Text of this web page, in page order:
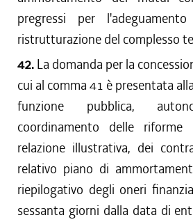
pregressi per
ristrutturazione del complesso
42. La domanda per la
cui al comma 41 è presentata
funzione pubblica,
coordinamento delle
relazione illustrativa, dei
relativo piano di
riepilogativo degli oneri
sessanta giorni dalla data di